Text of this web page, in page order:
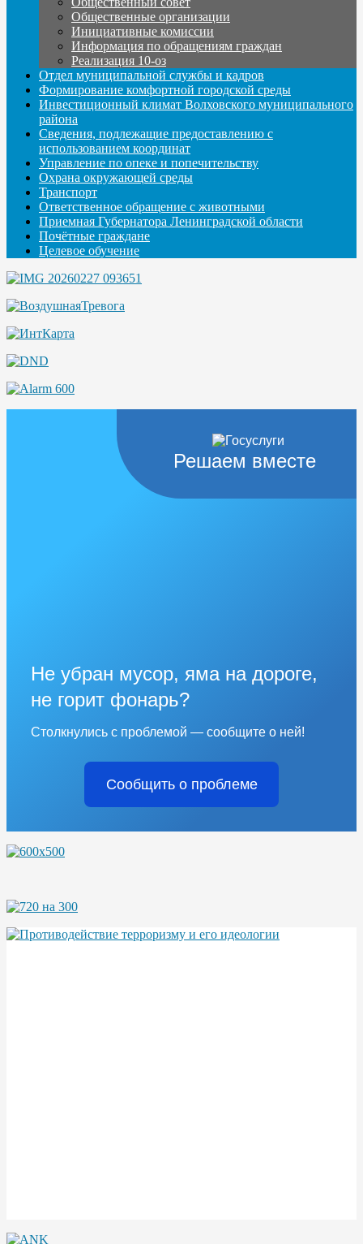
Общественные организации
Инициативные комиссии
Информация по обращениям граждан
Реализация 10-оз
Отдел муниципальной службы и кадров
Формирование комфортной городской среды
Инвестиционный климат Волховского муниципального
района
Сведения, подлежащие предоставлению с
использованием координат
Управление по опеке и попечительству
Охрана окружающей среды
Транспорт
Ответственное обращение с животными
Приемная Губернатора Ленинградской области
Почётные граждане
Целевое обучение
Решаем вместе
Не убран мусор, яма на дороге,
не горит фонарь?
Столкнулись с проблемой — сообщите о ней!
Сообщить о проблеме